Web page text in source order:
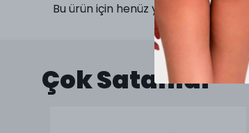
Bu ürün için henüz yorum yapılmamış.
Çok Satanlar